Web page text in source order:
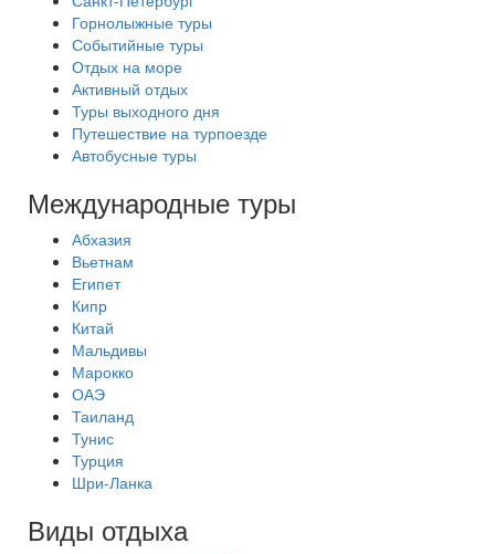
Горнолыжные туры
Событийные туры
Отдых на море
Активный отдых
Туры выходного дня
Путешествие на турпоезде
Автобусные туры
Международные туры
Абхазия
Вьетнам
Египет
Кипр
Китай
Мальдивы
Марокко
ОАЭ
Таиланд
Тунис
Турция
Шри-Ланка
Виды отдыха